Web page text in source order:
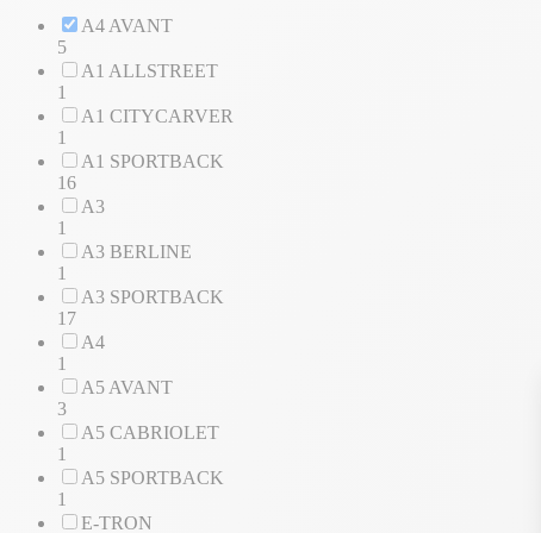
A4 AVANT
5
A1 ALLSTREET
1
A1 CITYCARVER
1
A1 SPORTBACK
16
A3
1
A3 BERLINE
1
A3 SPORTBACK
17
A4
1
A5 AVANT
3
A5 CABRIOLET
1
A5 SPORTBACK
1
E-TRON